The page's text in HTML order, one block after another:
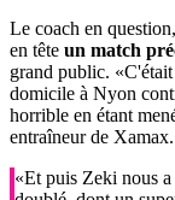
Le coach en
en tête un match
grand public.
domicile à Nyon
horrible en étant
entraîneur de Xamax.
«Et puis Zeki nous